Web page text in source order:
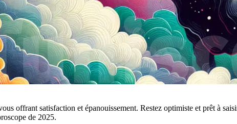
offrant satisfaction et épanouissement. Restez optimiste et prêt à
de 2025.